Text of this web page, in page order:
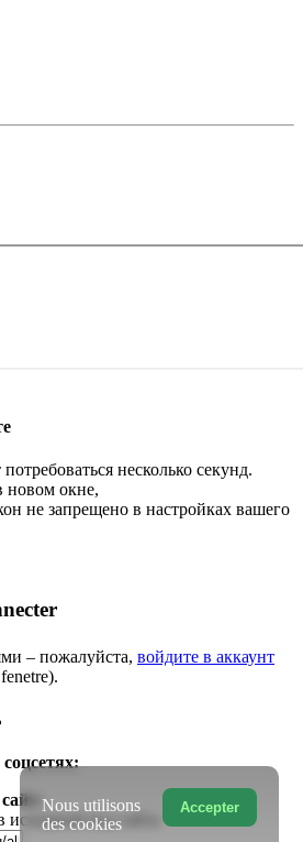
несколько секунд.
новом окне,
не запрещено в настройках вашего
– пожалуйста, войдите в аккаунт
код сайта
Accepter
Nous utilisons
des cookies